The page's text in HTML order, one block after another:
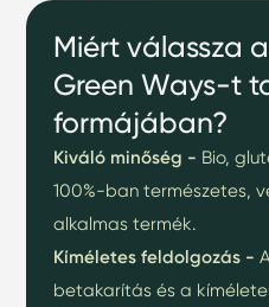
Miért válassza
Green Ways-t
formájában?
Kiváló minőség - Bio,
100%-ban természetes,
alkalmas termék.
Kíméletes feldolgozás -
betakarítás és a